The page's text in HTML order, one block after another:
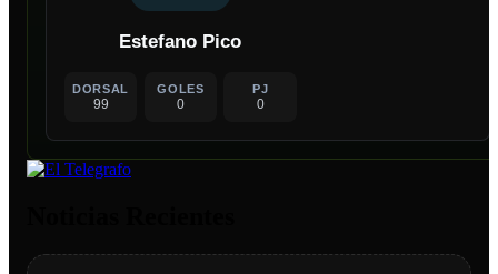
Estefano Pico
DORSAL
99
GOLES
0
PJ
0